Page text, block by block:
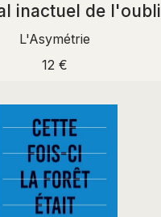
inactuel de l'oubli
L'Asymétrie
12 €